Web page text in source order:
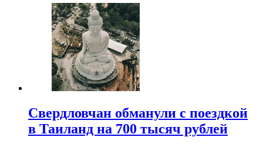
Свердловчан обманули с поездкой
в Таиланд на 700 тысяч рублей